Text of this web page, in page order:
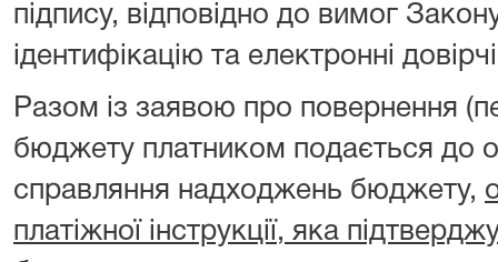
підпису, відповідно до вимог
ідентифікацію та електронні
Разом із заявою про повернення
бюджету платником подається до
справляння надходжень бюджету,
платіжної інструкції, яка